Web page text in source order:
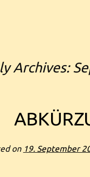
Archives:
on 19. September